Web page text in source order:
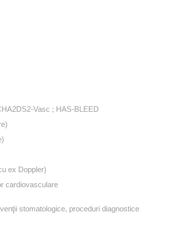
Vasc ; HAS-BLEED
ex Doppler)
cardiovasculare
stomatologice, proceduri diagnostice